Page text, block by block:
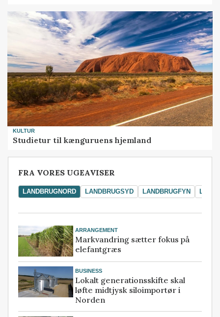
KULTUR
Studietur til kænguruens hjemland
FRA VORES UGEAVISER
LANDBRUGNORD LANDBRUGSYD LANDBRUGFYN
ARRANGEMENT
Markvandring sætter fokus på
elefantgræs
BUSINESS
Lokalt generationsskifte skal
løfte midtjysk siloimportør i
Norden